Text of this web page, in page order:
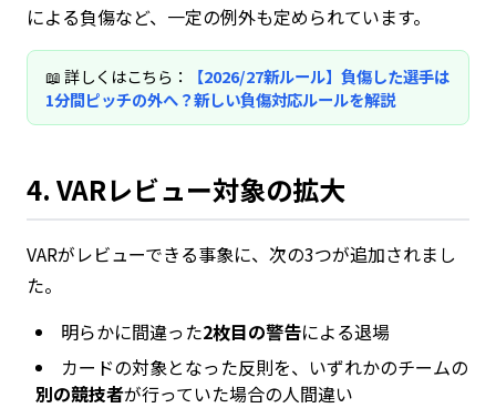
による負傷など、一定の例外も定められています。
📖 詳しくはこちら：
【2026/27新ルール】負傷した選手は
1分間ピッチの外へ？新しい負傷対応ルールを解説
4. VARレビュー対象の拡大
VARがレビューできる事象に、次の3つが追加されまし
た。
明らかに間違った2枚目の警告による退場
カードの対象となった反則を、いずれかのチームの
別の競技者が行っていた場合の人間違い